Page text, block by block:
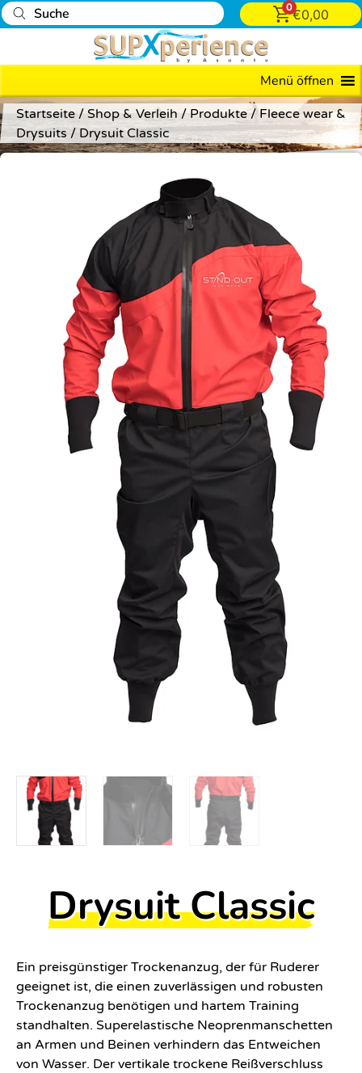
0€0,00
Menü öffnen
Startseite/ Shop & Verleih/ Produkte /Fleece wear &
Drysuits / Drysuit Classic
Drysuit Classic
Ein preisgünstiger Trockenanzug, der für Ruderer
geeignet ist, die einen zuverlässigen und robusten
Trockenanzug benötigen und hartem Training
standhalten. Superelastische Neoprenmanschetten
an Armen und Beinen verhindern das Entweichen
von Wasser. Der vertikale trockene Reißverschluss